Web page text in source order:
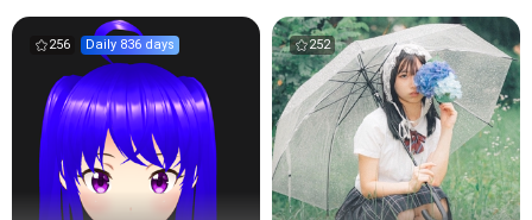
256 Daily 836 days 252